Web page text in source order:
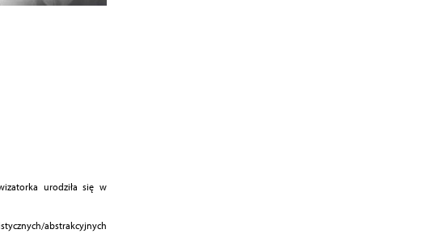
urodziła się w
abstrakcyjnych